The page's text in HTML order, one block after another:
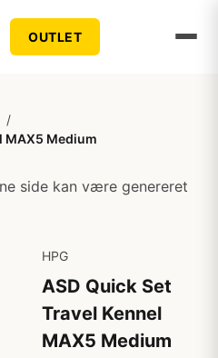
OUTLET
/
MAX5 Medium
side kan være genereret
HPG
ASD Quick Set
Travel Kennel
MAX5 Medium